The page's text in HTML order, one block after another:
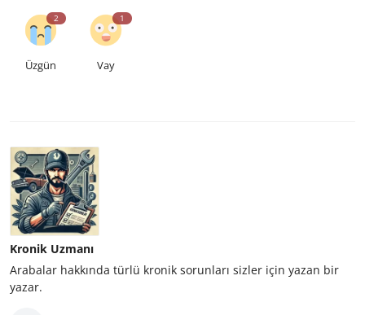
2
Üzgün
1
Vay
Kronik Uzmanı
Arabalar hakkında türlü kronik sorunları sizler için yazan bir
yazar.